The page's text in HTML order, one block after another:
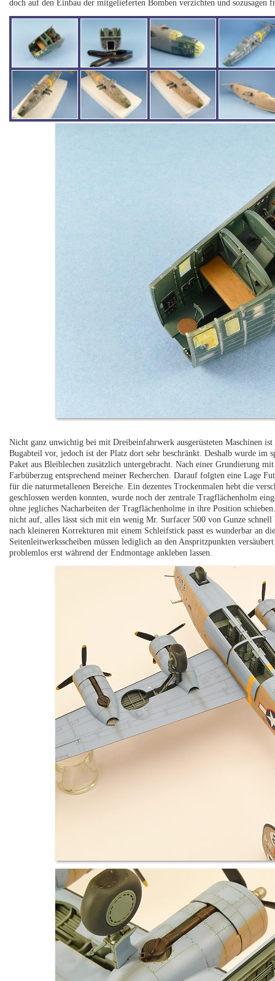
doch auf den Einbau der mitgelieferten Bomben verzichten und
Nicht ganz unwichtig bei mit Dreibeinfahrwerk ausgerüsteten Maschinen
Bugabteil vor, jedoch ist der Platz dort sehr beschränkt. Deshalb wurde im
Paket aus Bleiblechen zusätzlich untergebracht. Nach einer Grundierung
Farbüberzug entsprechend meiner Recherchen. Darauf folgten eine Lage
für die naturmetallenen Bereiche. Ein dezentes Trockenmalen hebt die
geschlossen werden konnten, wurde noch der zentrale Tragflächenholm
ohne jegliches Nacharbeiten der Tragflächenholme in ihre Position
nicht auf, alles lässt sich mit ein wenig Mr. Surfacer 500 von Gunze
nach kleineren Korrekturen mit einem Schleifstick passt es wunderbar an
Seitenleitwerksscheiben müssen lediglich an den Anspritzpunkten
problemlos erst während der Endmontage ankleben lassen.